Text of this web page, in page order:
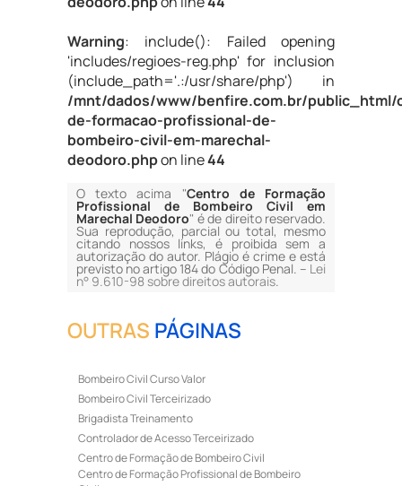
Warning: include(): Failed opening
'includes/regioes-reg.php' for inclusion
(include_path='.:/usr/share/php') in
/mnt/dados/www/benfire.com.br/public_html/
de-formacao-profissional-de-
bombeiro-civil-em-marechal-
deodoro.phpon line44
O texto acima "Centro de Formação
Profissional de Bombeiro Civil em
Marechal Deodoro" é de direito reservado.
Sua reprodução, parcial ou total, mesmo
citando nossos links, é proibida sem a
autorização do autor. Plágio é crime e está
previsto no artigo 184 do Código Penal. – Lei
n° 9.610-98 sobre direitos autorais.
OUTRAS PÁGINAS
Bombeiro Civil Curso Valor
Bombeiro Civil Terceirizado
Brigadista Treinamento
Controlador de Acesso Terceirizado
Centro de Formação de Bombeiro Civil
Centro de Formação Profissional de Bombeiro